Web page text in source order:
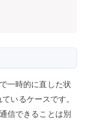
一時的に直した状
いるケースです。
信できることは別